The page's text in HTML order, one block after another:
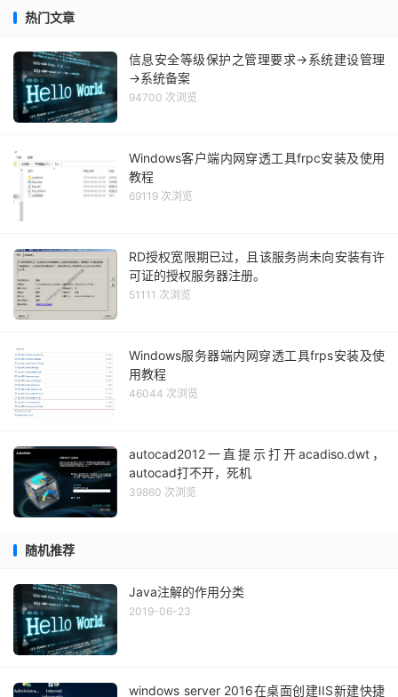
热门文章
信息安全等级保护之管理要求→系统建设管理
→系统备案
94700 次浏览
Windows客户端内网穿透工具frpc安装及使用
教程
69119 次浏览
RD授权宽限期已过，且该服务尚未向安装有许
可证的授权服务器注册。
51111 次浏览
Windows服务器端内网穿透工具frps安装及使
用教程
46044 次浏览
autocad2012一直提示打开acadiso.dwt，
autocad打不开，死机
39860 次浏览
随机推荐
Java注解的作用分类
2019-06-23
windows server 2016在桌面创建IIS新建快捷